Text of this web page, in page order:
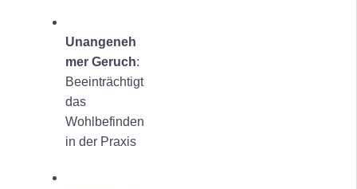
Unangeneh
mer Geruch:
Beeinträchtigt
das
Wohlbefinden
in der Praxis